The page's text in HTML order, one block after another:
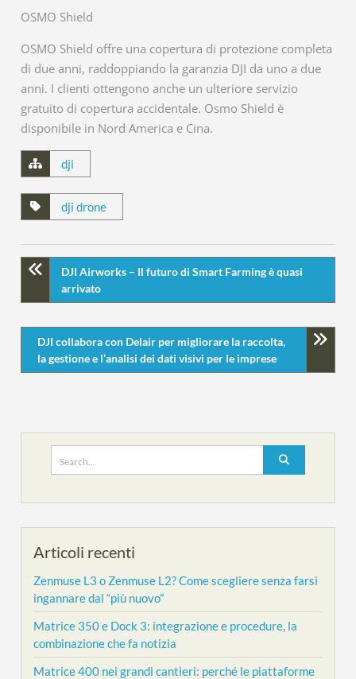
OSMO Shield
OSMO Shield offre una copertura di protezione completa
di due anni, raddoppiando la garanzia DJI da uno a due
anni. I clienti ottengono anche un ulteriore servizio
gratuito di copertura accidentale. Osmo Shield è
disponibile in Nord America e Cina.
dji
dji drone
DJI Airworks – Il futuro di Smart Farming è quasi
arrivato
DJI collabora con Delair per migliorare la raccolta,
la gestione e l’analisi dei dati visivi per le imprese
for:
Articoli recenti
Zenmuse L3 o Zenmuse L2? Come scegliere senza farsi
ingannare dal “più nuovo”
Matrice 350 e Dock 3: integrazione e procedure, la
combinazione che fa notizia
Matrice 400 nei grandi cantieri: perché le piattaforme